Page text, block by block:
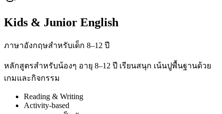
Kids & Junior English
ภาษาอังกฤษสำหรับเด็ก 8–12 ปี
หลักสูตรสำหรับน้องๆ อายุ 8–12 ปี เรียนสนุก เน้นปูพื้นฐานด้วย
เกมและกิจกรรม
Reading & Writing
Activity-based